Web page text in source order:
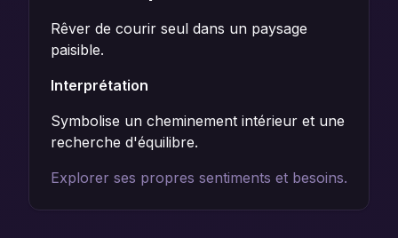
Rêver de courir seul dans un paysage
paisible.
Interprétation
Symbolise un cheminement intérieur et une
recherche d'équilibre.
Explorer ses propres sentiments et besoins.